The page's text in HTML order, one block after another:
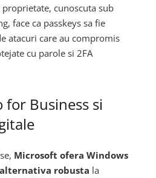
proprietate, cunoscuta sub
face ca passkeys sa fie
atacuri care au compromis
cu parole si 2FA
Business si
Microsoft ofera Windows
robusta la